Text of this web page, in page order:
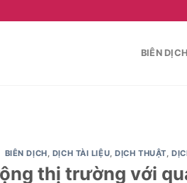
BIÊN DỊCH
BIÊN DỊCH, DỊCH TÀI LIỆU,DỊCH THUẬT,
thị trường với